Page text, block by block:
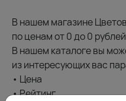
В нашем магазине
по ценам от 0 до 0
В нашем каталоге вы
из интересующих вас
• Цена
• Рейтинг